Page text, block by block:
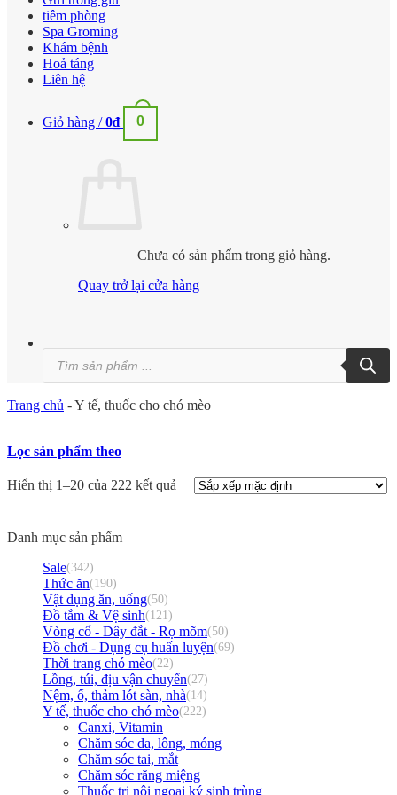
tiêm phòng
Spa Groming
Khám bệnh
Hoả táng
Liên hệ
Giỏ hàng /0₫ 0
Chưa có sản phẩm trong giỏ hàng.
Quay trở lại cửa hàng
Tìm
kiếm
sản
phẩm
Trang chủ -Y tế, thuốc cho chó mèo
Lọc sản phẩm theo
Hiển thị 1–20 của 222 kết quả
Danh mục sản phẩm
Sale(342)
Thức ăn(190)
Vật dụng ăn, uống(50)
Đồ tắm & Vệ sinh(121)
Vòng cổ - Dây đắt - Rọ mõm(50)
Đồ chơi - Dụng cụ huấn luyện(69)
Thời trang chó mèo(22)
Lồng, túi, địu vận chuyển(27)
Nệm, ổ, thảm lót sàn, nhà(14)
Y tế, thuốc cho chó mèo(222)
Canxi, Vitamin
Chăm sóc da, lông, móng
Chăm sóc tai, mắt
Chăm sóc răng miệng
Thuốc trị nội ngoại ký sinh trùng